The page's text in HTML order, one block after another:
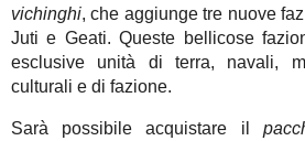
vichinghi, che aggiunge tre nuove
Juti e Geati. Queste bellicose
esclusive unità di terra, navali,
culturali e di fazione.
Sarà possibile acquistare il